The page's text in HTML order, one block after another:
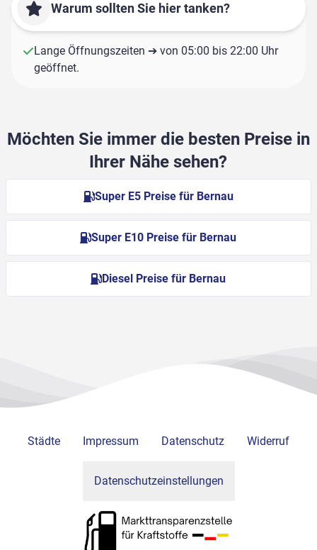
Warum sollten Sie hier tanken?
Lange Öffnungszeiten ➔ von 05:00 bis 22:00 Uhr
geöffnet.
Möchten Sie immer die besten Preise in
Ihrer Nähe sehen?
Super E5 Preise für Bernau
Super E10 Preise für Bernau
Diesel Preise für Bernau
Städte Impressum Datenschutz Widerruf
Datenschutzeinstellungen